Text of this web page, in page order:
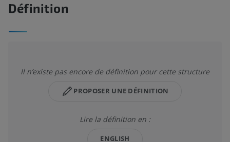
Définition
Il n’existe pas encore de définition pour cette structure
PROPOSER UNE DÉFINITION
Lire la définition en :
ENGLISH